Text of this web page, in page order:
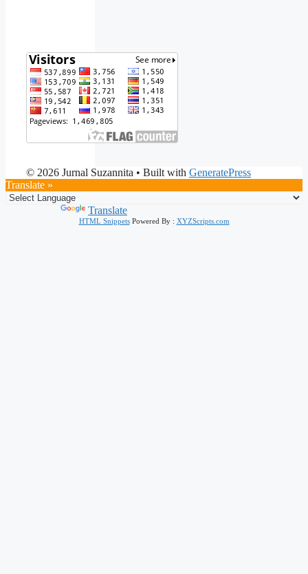
© 2026 Jurnal Suzannita • Built with GeneratePress
Translate »
Translate
HTML SnippetsPowered By : XYZScripts.com